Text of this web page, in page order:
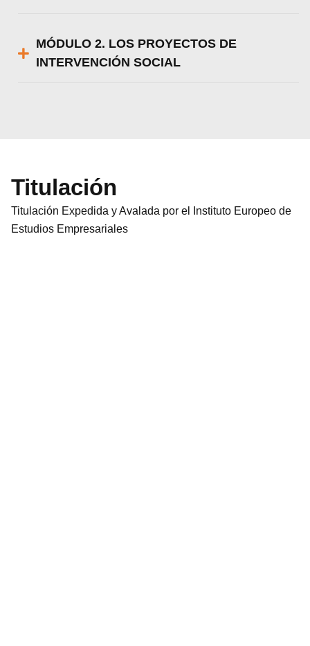
MÓDULO 2. LOS PROYECTOS DE
INTERVENCIÓN SOCIAL
Titulación
Titulación Expedida y Avalada por el Instituto Europeo de
Estudios Empresariales